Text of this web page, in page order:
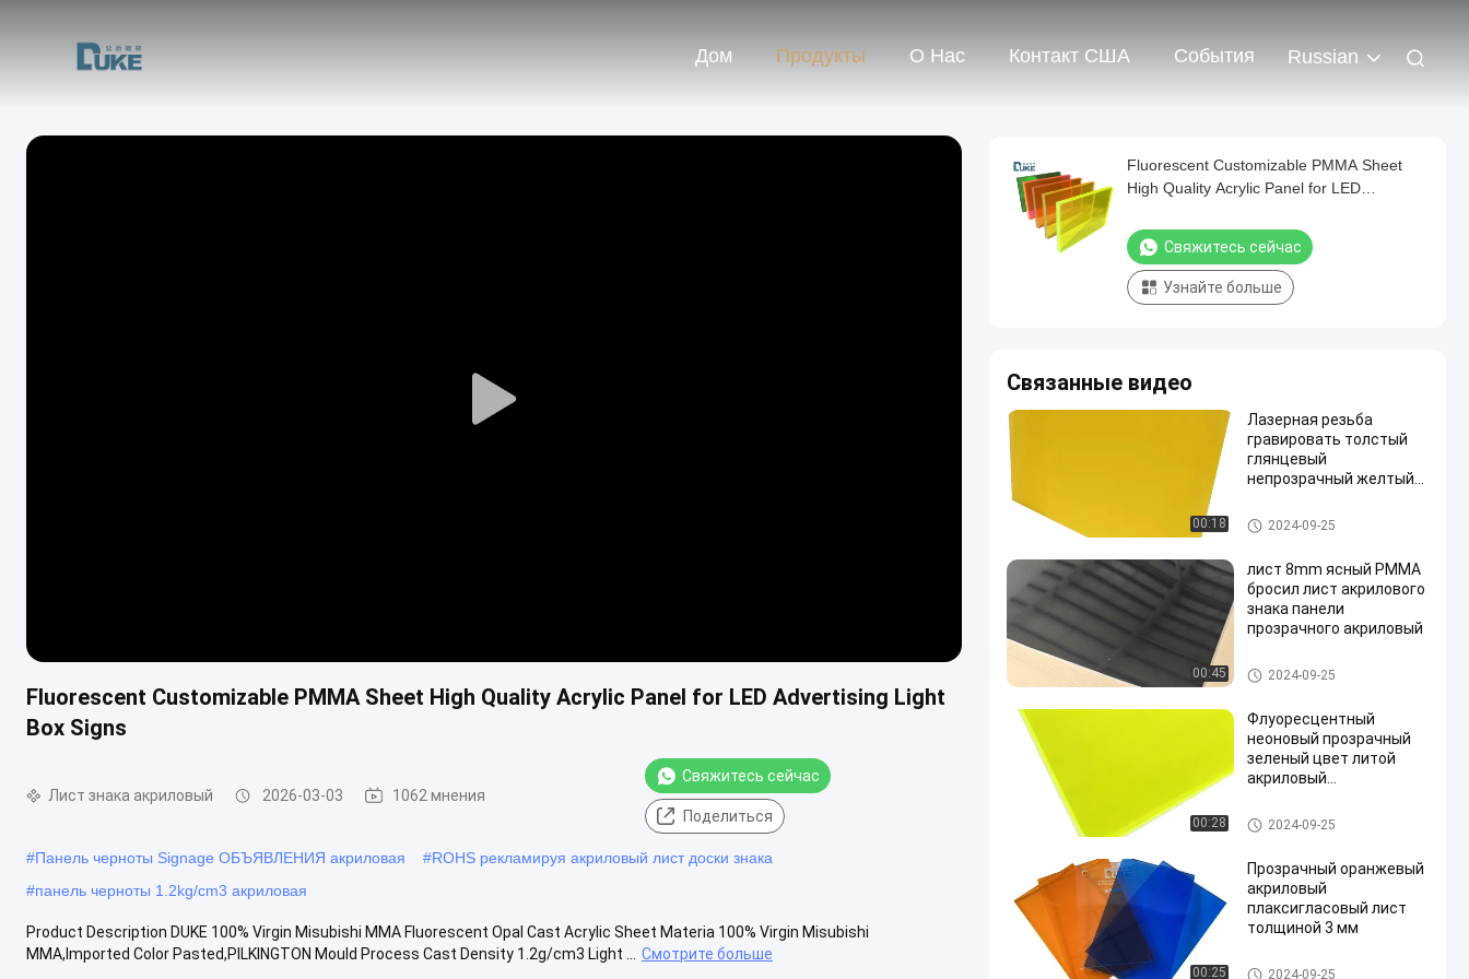
Дом Продукты О Нас Контакт США События Russian
Play
Fluorescent Customizable PMMA Sheet High Quality Acrylic Panel for LED Advertising Light
Box Signs
Лист знака акриловый 2026-03-03 1062 мнения
Свяжитесь сейчас
Поделиться
#Панель черноты Signage ОБЪЯВЛЕНИЯ акриловая #ROHS рекламируя акриловый лист доски знака
#панель черноты 1.2kg/cm3 акриловая
Product Description DUKE 100% Virgin Misubishi MMA Fluorescent Opal Cast Acrylic Sheet Materia 100% Virgin Misubishi
MMA,Imported Color Pasted,PILKINGTON Mould Process Cast Density 1.2g/cm3 Light ...
Смотрите больше
Fluorescent Customizable PMMA Sheet
High Quality Acrylic Panel for LED
Свяжитесь сейчас
Узнайте больше
Связанные видео
00:18
Лазерная резьба
гравировать толстый
глянцевый
непрозрачный желтый
акриловый лист на
заказ
Лист знака акриловый
2024-09-25
00:45
лист 8mm ясный PMMA
бросил лист акрилового
знака панели
прозрачного акриловый
Лист знака акриловый
2024-09-25
00:28
Флуоресцентный
неоновый прозрачный
зеленый цвет литой
акриловый
для вывески
Лист знака акриловый
2024-09-25
00:25
Прозрачный оранжевый
акриловый
плаксигласовый лист
толщиной 3 мм
Лист знака акриловый
2024-09-25